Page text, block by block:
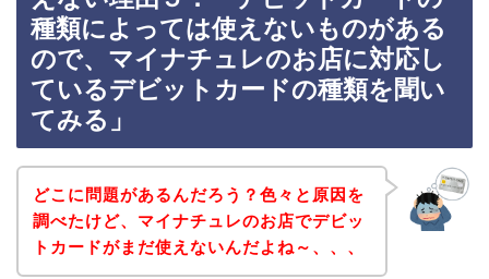
種類によっては使えないものがある
ので、マイナチュレのお店に対応し
ているデビットカードの種類を聞い
てみる」
どこに問題があるんだろう？色々と原因を
調べたけど、マイナチュレのお店でデビッ
トカードがまだ使えないんだよね～、、、